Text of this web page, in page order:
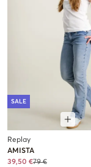
SALE
Replay
AMISTA
39,50 €79 €